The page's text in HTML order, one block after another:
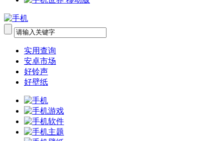
实用查询
安卓市场
好铃声
好壁纸